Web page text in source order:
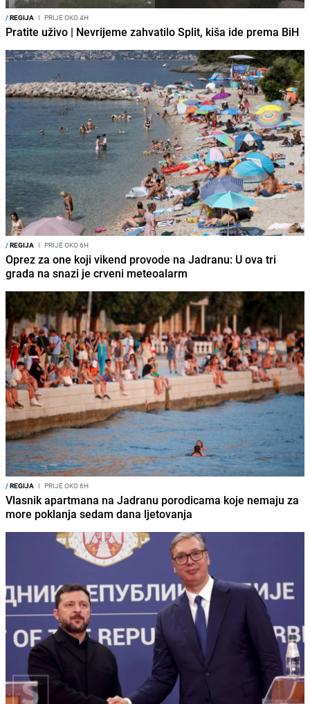
/REGIJA I PRIJE OKO 4H
Pratite uživo | Nevrijeme zahvatilo Split, kiša ide prema BiH
/REGIJA I PRIJE OKO 6H
Oprez za one koji vikend provode na Jadranu: U ova tri
grada na snazi je crveni meteoalarm
/REGIJA I PRIJE OKO 6H
Vlasnik apartmana na Jadranu porodicama koje nemaju za
more poklanja sedam dana ljetovanja